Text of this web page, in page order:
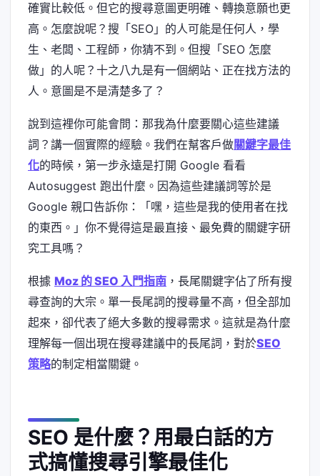
確實比較低。但它的搜尋意圖更明確、轉換意願也更
高。怎麼說呢？搜「SEO」的人可能是任何人，學
生、老闆、工程師，你猜不到。但搜「SEO 怎麼
做」的人呢？十之八九是有一個網站、正在找方法的
人。意圖是不是清楚多了？
說到這裡你可能會問：那我為什麼要關心這些建議
詞？講一個實際的經驗。我們在幫客戶做關鍵字最佳
化的時候，第一步永遠是打開 Google 看看
Autosuggest 跑出什麼。因為這些建議詞等於是
Google 親口告訴你：「嘿，這些是我的使用者在找
的東西。」你不覺得這是最直接、最免費的關鍵字研
究工具嗎？
根據 Moz 的 SEO 入門指南 ，長尾關鍵字佔了所有搜
尋查詢的大宗。單一長尾詞的搜尋量不高，但全部加
起來，卻代表了絕大多數的搜尋需求。這就是為什麼
理解每一個出現在搜尋建議中的長尾詞，對於SEO
策略的制定相當關鍵。
SEO 是什麼？用最白話的方
式搞懂搜尋引擎最佳化